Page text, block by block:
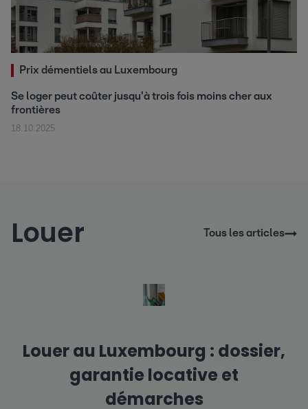
Prix démentiels au Luxembourg
Se loger peut coûter jusqu'à trois fois moins cher aux
frontières
18.10.2025
Louer Tous les articles
Louer au Luxembourg : dossier,
garantie locative et
démarches